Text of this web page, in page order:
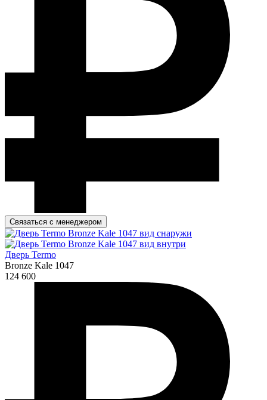
Связаться с менеджером
Дверь Termo
Bronze Kale 1047
124 600